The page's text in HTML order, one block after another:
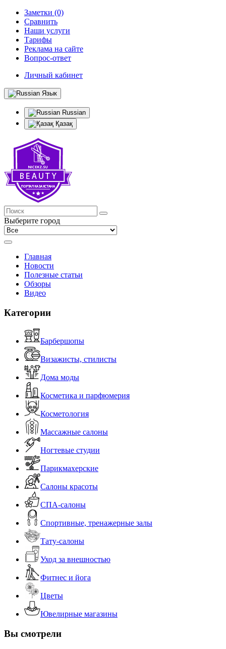
Заметки (0)
Сравнить
Наши услуги
Тарифы
Реклама на сайте
Вопрос-ответ
Личный кабинет
Язык
Russian
Қазақ
Выберите город
Главная
Новости
Полезные статьи
Обзоры
Видео
Категории
Барбершопы
Визажисты, стилисты
Дома моды
Косметика и парфюмерия
Косметология
Массажные салоны
Ногтевые студии
Парикмахерские
Салоны красоты
СПА-салоны
Спортивные, тренажерные залы
Тату-салоны
Уход за внешностью
Фитнес и йога
Цветы
Ювелирные магазины
Вы смотрели